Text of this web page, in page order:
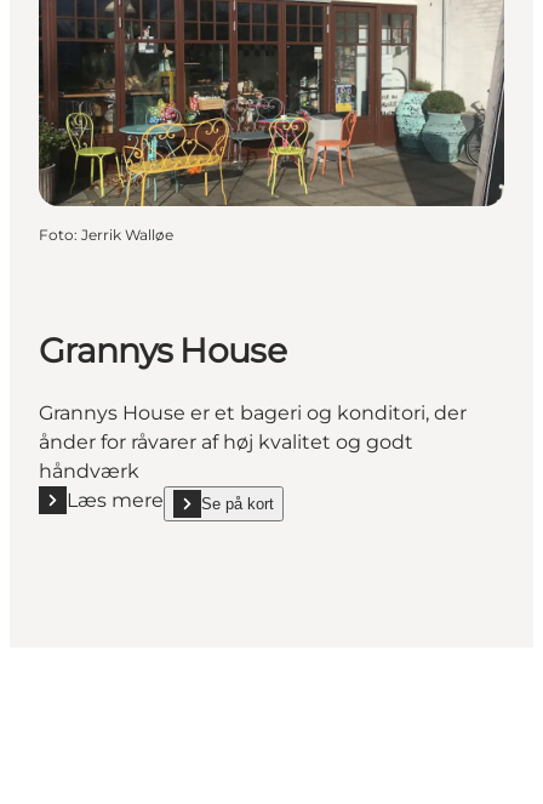
Foto: Jerrik Walløe
Grannys House
Grannys House er et bageri og konditori, der
ånder for råvarer af høj kvalitet og godt
håndværk
Læs mere
Læs mere "Grannys House"
Se på kort
show Grannys House on_map